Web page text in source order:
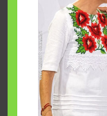
Fairmont
esfuerzos para